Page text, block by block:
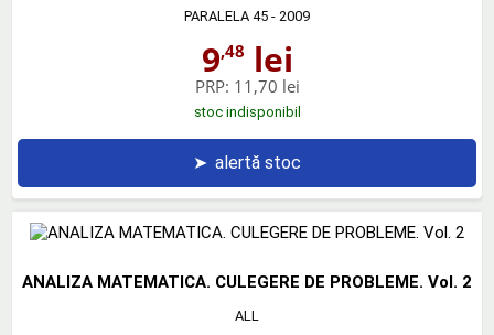
PARALELA 45 - 2009
9,48 lei
PRP: 11,70 lei
stoc indisponibil
➤ alertă stoc
ANALIZA MATEMATICA. CULEGERE DE PROBLEME. Vol. 2
ALL